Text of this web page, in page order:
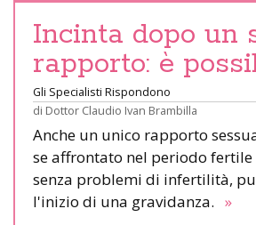
Incinta dopo un
rapporto: è
Gli Specialisti Rispondono
di Dottor Claudio Ivan Brambilla
Anche un unico rapporto
se affrontato nel periodo
senza problemi di infertilità,
l'inizio di una gravidanza. »